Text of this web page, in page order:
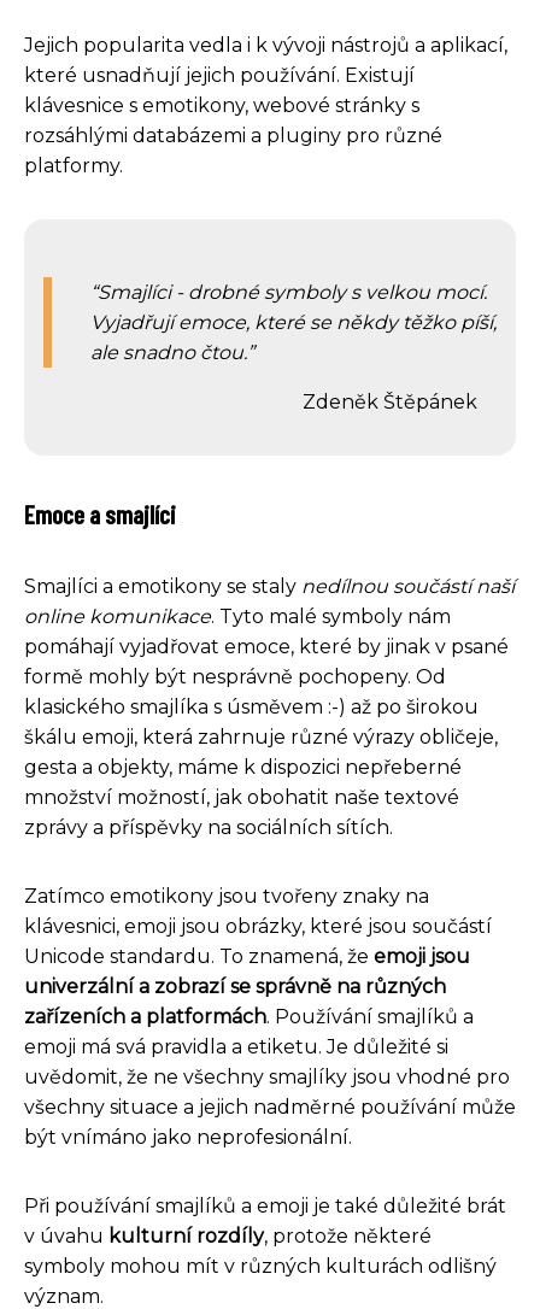
Jejich popularita vedla i k vývoji nástrojů a aplikací,
které usnadňují jejich používání. Existují
klávesnice s emotikony, webové stránky s
rozsáhlými databázemi a pluginy pro různé
platformy.
Smajlíci - drobné symboly s velkou mocí.
Vyjadřují emoce, které se někdy těžko píší,
ale snadno čtou.
Zdeněk Štěpánek
Emoce a smajlíci
Smajlíci a emotikony se staly nedílnou součástí naší
online komunikace. Tyto malé symboly nám
pomáhají vyjadřovat emoce, které by jinak v psané
formě mohly být nesprávně pochopeny. Od
klasického smajlíka s úsměvem :-) až po širokou
škálu emoji, která zahrnuje různé výrazy obličeje,
gesta a objekty, máme k dispozici nepřeberné
množství možností, jak obohatit naše textové
zprávy a příspěvky na sociálních sítích.
Zatímco emotikony jsou tvořeny znaky na
klávesnici, emoji jsou obrázky, které jsou součástí
Unicode standardu. To znamená, že emoji jsou
univerzální a zobrazí se správně na různých
zařízeních a platformách. Používání smajlíků a
emoji má svá pravidla a etiketu. Je důležité si
uvědomit, že ne všechny smajlíky jsou vhodné pro
všechny situace a jejich nadměrné používání může
být vnímáno jako neprofesionální.
Při používání smajlíků a emoji je také důležité brát
v úvahu kulturní rozdíly, protože některé
symboly mohou mít v různých kulturách odlišný
význam.